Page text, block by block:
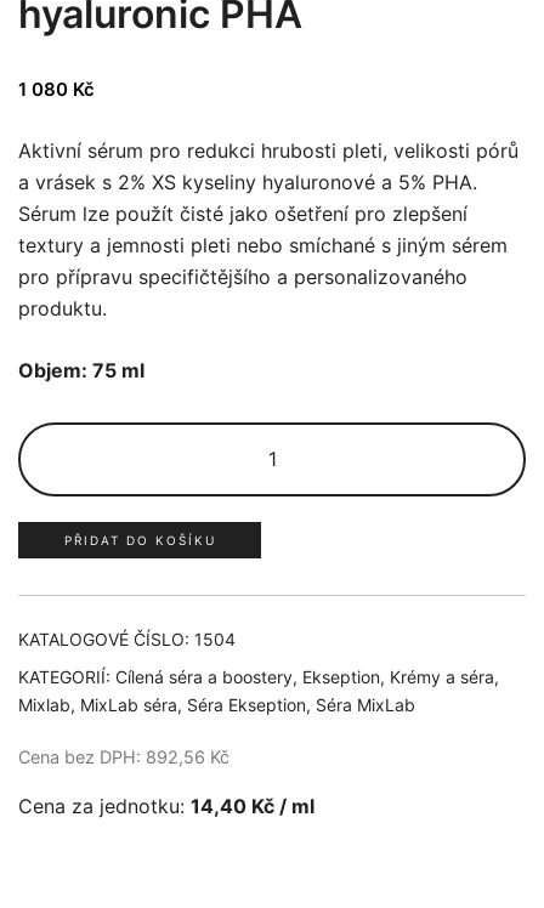
hyaluronic PHA
1 080 Kč
Aktivní sérum pro redukci hrubosti pleti, velikosti pórů
a vrásek s 2% XS kyseliny hyaluronové a 5% PHA.
Sérum lze použít čisté jako ošetření pro zlepšení
textury a jemnosti pleti nebo smíchané s jiným sérem
pro přípravu specifičtějšího a personalizovaného
produktu.
Objem: 75 ml
PHA
množství
PŘIDAT DO KOŠÍKU
KATALOGOVÉ ČÍSLO: 1504
KATEGORIÍ: Cílená séra a boostery, Ekseption, Krémy a séra,
Mixlab, MixLab séra, Séra Ekseption, Séra MixLab
Cena bez DPH: 892,56 Kč
Cena za jednotku: 14,40 Kč / ml